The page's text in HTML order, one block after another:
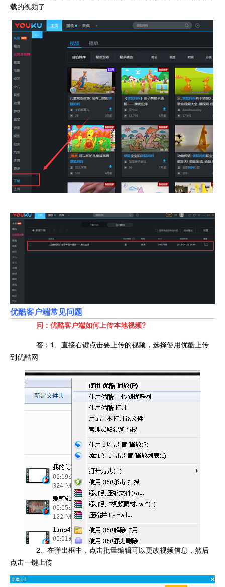
载的视频了
优酷客户端常见问题
问：优酷客户端如何上传本地视频?
答：1、直接右键点击要上传的视频，选择使用优酷上传
到优酷网
2、在弹出框中，点击批量编辑可以更改视频信息，然后
点击一键上传